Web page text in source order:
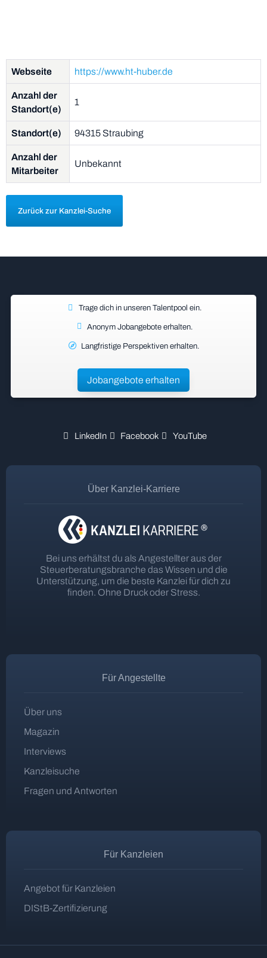
Webseite https://www.ht-huber.de
Anzahl der
Standort(e)
1
Standort(e) 94315 Straubing
Anzahl der
Mitarbeiter
Unbekannt
Zurück zur Kanzlei-Suche
Trage dich in unseren Talentpool ein.
Anonym Jobangebote erhalten.
Langfristige Perspektiven erhalten.
Jobangebote erhalten
LinkedIn Facebook YouTube
Über Kanzlei-Karriere
Bei uns erhältst du als Angestellter aus der
Steuerberatungsbranche das Wissen und die
Unterstützung, um die beste Kanzlei für dich zu
finden. Ohne Druck oder Stress.
Für Angestellte
Über uns
Magazin
Interviews
Kanzleisuche
Fragen und Antworten
Für Kanzleien
Angebot für Kanzleien
DIStB-Zertifizierung